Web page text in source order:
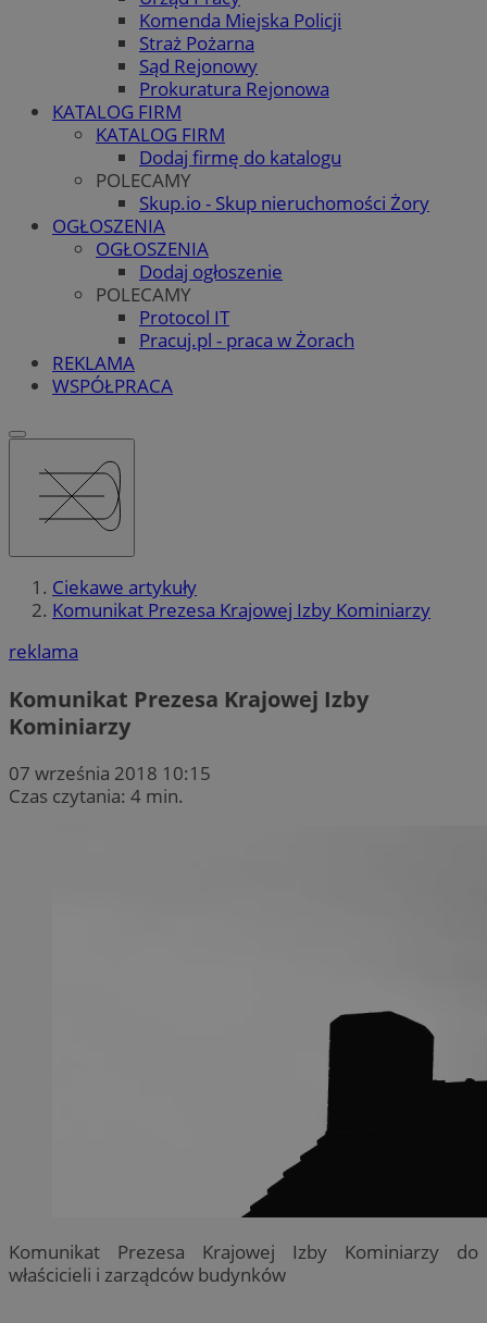
Komenda Miejska Policji
Straż Pożarna
Sąd Rejonowy
Prokuratura Rejonowa
KATALOG FIRM
KATALOG FIRM
Dodaj firmę do katalogu
POLECAMY
Skup.io - Skup nieruchomości Żory
OGŁOSZENIA
OGŁOSZENIA
Dodaj ogłoszenie
POLECAMY
Protocol IT
Pracuj.pl - praca w Żorach
REKLAMA
WSPÓŁPRACA
Ciekawe artykuły
Komunikat Prezesa Krajowej Izby Kominiarzy
reklama
Komunikat Prezesa Krajowej Izby
Kominiarzy
07 września 2018 10:15
Czas czytania: 4 min.
Komunikat Prezesa Krajowej Izby Kominiarzy do
właścicieli i zarządców budynków